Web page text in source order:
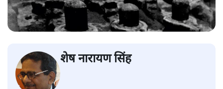
शेष नारायण सिंह